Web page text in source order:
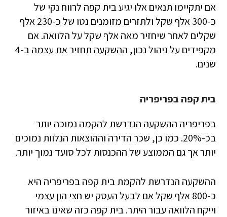
אם יתקיימו תנאים אלו יגיע בית קפה לרווח נקי של
כ-300 אלף שקל ולתזרים מזומנים נטו של כ-230 אלף
שקלים לאחר שיחזיר מאה אלף שקל על הלוואה. אם
מקפידים על ניהול נכון, ההשקעה תחזיר את עצמה ב-4
שנים.
בית קפה בפריפריה
בפריפריה ההשקעה הנדרשת להקמה נמוכה יותר
בכ-20%. כמו כן, שכר הדירה וההוצאות הנלוות נמוכים
יותר אך גם הממוצע של ההכנסות לכל סועד נמוך יותר.
ההשקעה הנדרשת להקמת בית קפה בפריפריה היא
כ-800 אלף שקל אם לבעל העסק יש חצי הון עצמי
וייקח הלוואה עבור היתר. בית קפה כזה שאינו באיזור